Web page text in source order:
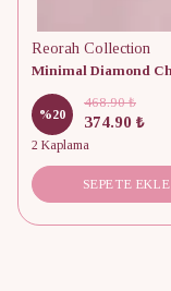
Reorah Collection
%20
468.90 ₺
374.90 ₺
2 Kaplama
SEPETE EKLE